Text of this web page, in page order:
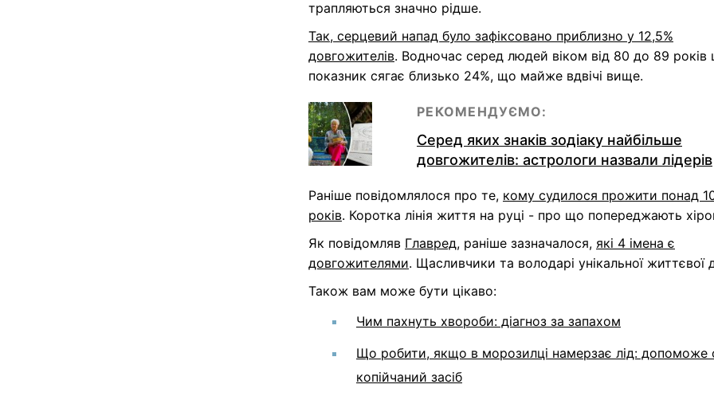
трапляються значно рідше.
Так, серцевий напад було зафіксовано приблизно у 12,5%
довгожителів. Водночас серед людей віком від 80 до 89 років
показник сягає близько 24%, що майже вдвічі вище.
РЕКОМЕНДУЄМО:
Серед яких знаків зодіаку найбільше
довгожителів: астрологи назвали лідерів
Раніше повідомлялося про те, кому судилося прожити понад
років. Коротка лінія життя на руці - про що попереджають
Як повідомляв Главред, раніше зазначалося, які 4 імена є
довгожителями. Щасливчики та володарі унікальної життєвої
Також вам може бути цікаво:
Чим пахнуть хвороби: діагноз за запахом
Що робити, якщо в морозилці намерзає лід: допоможе
копійчаний засіб